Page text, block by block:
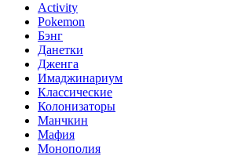
Activity
Pokemon
Бэнг
Данетки
Дженга
Имаджинариум
Классические
Колонизаторы
Манчкин
Мафия
Монополия